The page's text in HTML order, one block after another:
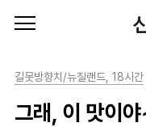
길못방향치/뉴질랜드, 18시간
그래, 이 맛이